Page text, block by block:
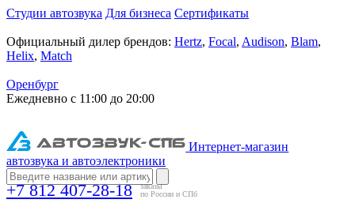
Студии автозвука Для бизнеса Сертификаты
Официальный дилер брендов: Hertz, Focal, Audison, Blam,
Helix, Match
Оренбург
Ежедневно с 11:00 до 20:00
Интернет-магазин
автозвука и автоэлектроники
+7 812 407-28-18
заказы
по России и СПб